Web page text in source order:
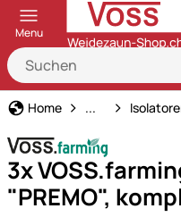
Menu
Home Weidezaun
...
3x
"PREMO",